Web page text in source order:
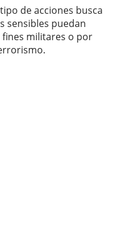
de acciones busca
sensibles puedan
militares o por